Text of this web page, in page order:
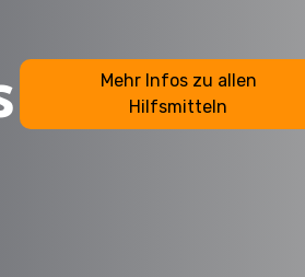
Mehr Infos zu allen
Hilfsmitteln